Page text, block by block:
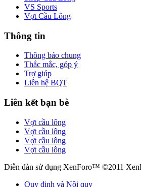
VS Sports
Vợt Cầu Lông
Thông tin
Thông báo chung
Thắc mắc, góp ý
Trợ giúp
Liên hệ BQT
Liên kết bạn bè
Vợt cầu lông
Vợt cầu lông
Vợt cầu lông
Vợt cầu lông
Diễn đàn sử dụng XenForo™ ©2011
Quy định và Nội quy